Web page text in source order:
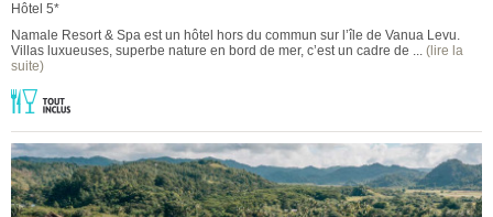
Hôtel 5*
Namale Resort & Spa est un hôtel hors du commun sur l’île de Vanua Levu.
Villas luxueuses, superbe nature en bord de mer, c’est un cadre de ... (lire la
suite)